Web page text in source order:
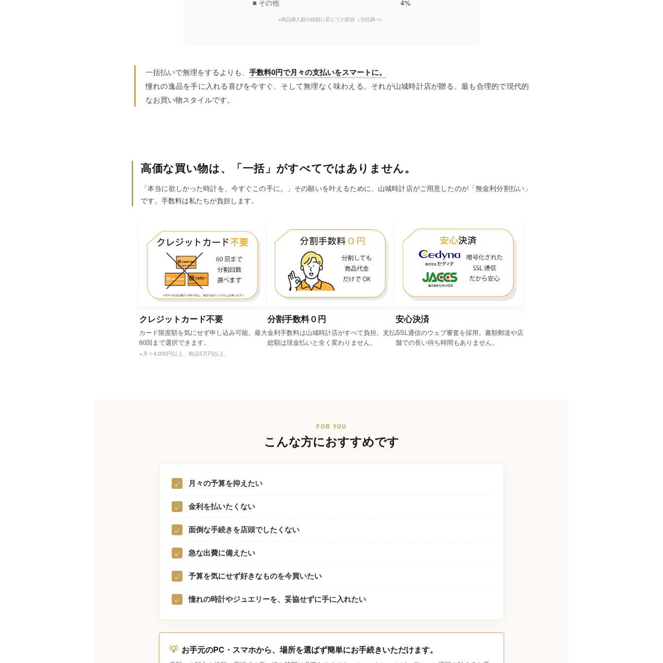
■ その他 4%
※商品購入額の総額に応じての割合 （当社調べ）
一括払いで無理をするよりも、 手数料0円で月々の支払いをスマートに。
憧れの逸品を手に入れる喜びを今すぐ、そして無理なく味わえる。それが山城時計店が贈る、最も合理的で現代的
なお買い物スタイルです。
高価な買い物は、 「一括」がすべてではありません。
「本当に欲しかった時計を、今すぐこの手に。」その願いを叶えるために、山城時計店がご用意したのが「無金利分割払い」
です。手数料は私たちが負担します。
クレジットカード不要
カード限度額を気にせず申し込み可能。最大
60回まで選択できます。
※月々4,000円以上、商品5万円以上。
分割手数料０円
金利手数料は山城時計店がすべて負担。支払
総額は現金払いと全く変わりません。
安心決済
SSL通信のウェブ審査を採用。書類郵送や店
舗での長い待ち時間もありません。
FOR YOU
こんな方におすすめです
✓ 月々の予算を抑えたい
✓ 金利を払いたくない
✓ 面倒な手続きを店頭でしたくない
✓ 急な出費に備えたい
✓ 予算を気にせず好きなものを今買いたい
✓ 憧れの時計やジュエリーを、妥協せずに手に入れたい
💡 お手元のPC・スマホから、場所を選ばず簡単にお手続きいただけます。